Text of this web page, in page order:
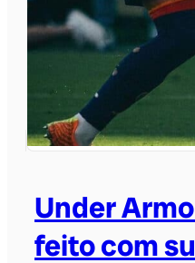
Under
feito com